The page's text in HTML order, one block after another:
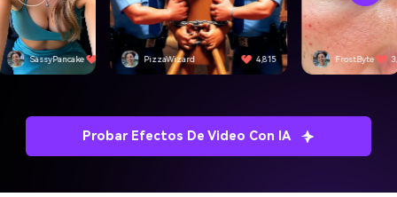
SassyPancake 4,501 PizzaWizard 4,815 FrostByte
Probar Efectos De Video Con IA